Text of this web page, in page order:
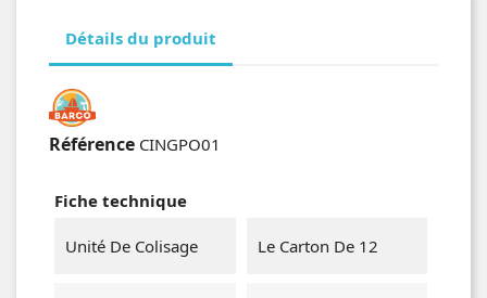
Détails du produit
Référence CINGPO01
Fiche technique
Unité De Colisage Le Carton De 12